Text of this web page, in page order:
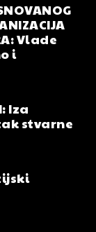
Vlade
i
Iza
stvarne